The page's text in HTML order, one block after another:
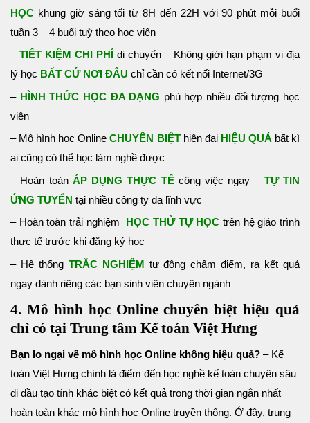
HỌC khung giờ sáng tối từ 8H đến 22H với 90 phút mỗi buổi
tuần 3 – 4 buổi tuỳ theo học viên
– TIẾT KIỆM CHI PHÍ
di chuyển – Không giới hạn phạm vi địa
lý học BẤT CỨ NƠI ĐÂU chỉ cần có kết nối Internet/3G
– HÌNH THỨC HỌC ĐA DẠNG phù hợp nhiều đối tượng học
viên
– Mô hình học OnlineCHUYÊN BIỆThiện đạiHIỆU QUẢbất kì
ai cũng có thể học làm nghề được
– Hoàn toàn ÁP DỤNG THỰC TẾcông việc ngay – TỰ TIN
ỨNG TUYỂN tại nhiều công ty đa lĩnh vực
– Hoàn toàn trải nghiệm
HỌC THỬ TỰ HỌC trên hệ giáo trình
thực tế trước khi đăng ký học
– Hệ thốngTRẮC NGHIỆM tự động chấm điểm, ra kết quả
ngay dành riêng các bạn sinh viên chuyên ngành
4. Mô hình học Online chuyên biệt hiệu quả
chỉ có tại Trung tâm Kế toán Việt Hưng
Bạn lo ngại về mô hình học Online không hiệu quả? – Kế
toán Việt Hưng chính là điểm đến học nghề kế toán chuyên sâu
đi đầu tạo tính khác biệt có kết quả trong thời gian ngắn nhất
hoàn toàn khác mô hình học Online truyền thống. Ở đây, trung